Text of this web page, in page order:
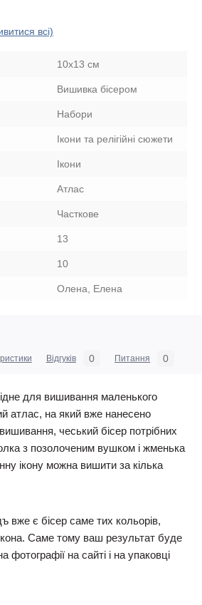
всі)
10x13 см
Вишивка бісером
Набори
Ікони та релігійні сюжети
Ікони
Атлас
Часткове
13
10
Олена, Елена
Відгуків 0 Питання 0
для вишивання маленького
атлас, на який вже нанесено
чеський бісер потрібних
з позолоченим вушком і жменька
ікону можна вишити за кілька
вже є бісер саме тих кольорів,
Саме тому ваш результат буде
фотографії на сайті і на упаковці